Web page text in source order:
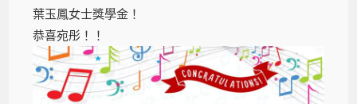
葉玉鳳女士獎學金！
恭喜宛彤！！